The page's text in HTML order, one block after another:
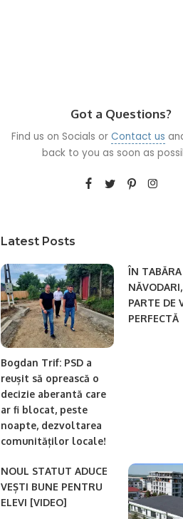
Got a Questions?
Find us on Socials orContact us
back to you as soon as
Latest Posts
Bogdan Trif: PSD a
reușit să oprească o
decizie aberantă care
ar fi blocat, peste
noapte, dezvoltarea
comunităților locale!
ÎN TABĂRA
PARTE DE
PERFECTĂ
NOUL STATUT ADUCE
VEȘTI BUNE PENTRU
ELEVI [VIDEO]